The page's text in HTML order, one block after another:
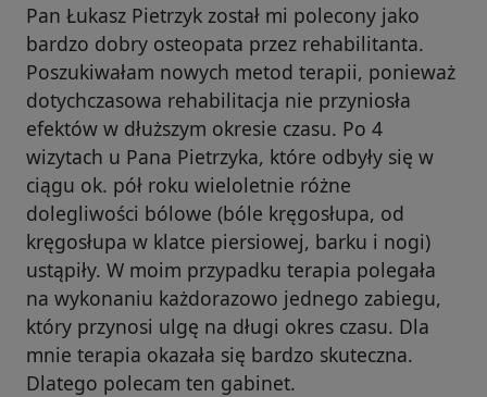
Pan Łukasz Pietrzyk został mi polecony jako
bardzo dobry osteopata przez rehabilitanta.
Poszukiwałam nowych metod terapii, ponieważ
dotychczasowa rehabilitacja nie przyniosła
efektów w dłuższym okresie czasu. Po 4
wizytach u Pana Pietrzyka, które odbyły się w
ciągu ok. pół roku wieloletnie różne
dolegliwości bólowe (bóle kręgosłupa, od
kręgosłupa w klatce piersiowej, barku i nogi)
ustąpiły. W moim przypadku terapia polegała
na wykonaniu każdorazowo jednego zabiegu,
który przynosi ulgę na długi okres czasu. Dla
mnie terapia okazała się bardzo skuteczna.
Dlatego polecam ten gabinet.